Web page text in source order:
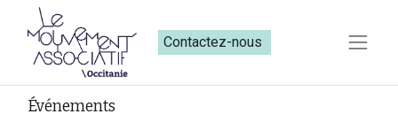
Contactez-nous​​
Événements